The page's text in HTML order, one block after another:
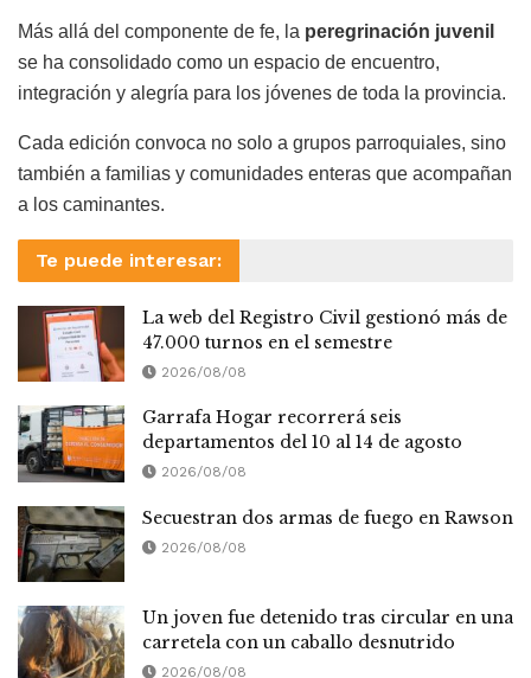
Más allá del componente de fe, la peregrinación juvenil
se ha consolidado como un espacio de encuentro,
integración y alegría para los jóvenes de toda la provincia.
Cada edición convoca no solo a grupos parroquiales, sino
también a familias y comunidades enteras que acompañan
a los caminantes.
Te puede interesar:
La web del Registro Civil gestionó más de
47.000 turnos en el semestre
2026/08/08
Garrafa Hogar recorrerá seis
departamentos del 10 al 14 de agosto
2026/08/08
Secuestran dos armas de fuego en Rawson
2026/08/08
Un joven fue detenido tras circular en una
carretela con un caballo desnutrido
2026/08/08